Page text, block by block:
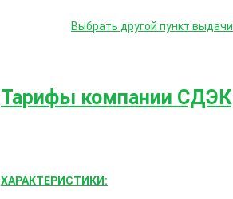
Выбрать другой пункт выдачи
Тарифы компании СДЭК
ХАРАКТЕРИСТИКИ: